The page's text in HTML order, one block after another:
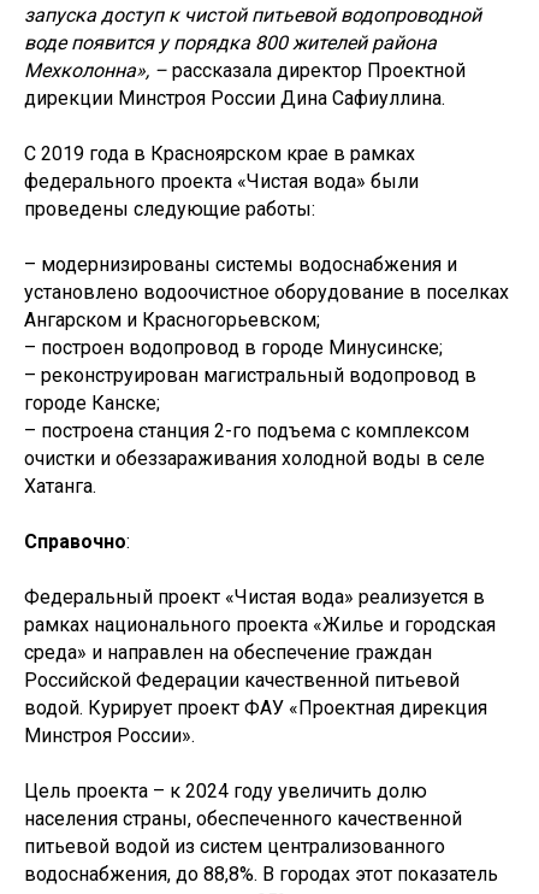
запуска доступ к чистой питьевой водопроводной
воде появится у порядка 800 жителей района
Мехколонна», – рассказала директор Проектной
дирекции Минстроя России Дина Сафиуллина.
С 2019 года в Красноярском крае в рамках
федерального проекта «Чистая вода» были
проведены следующие работы:
– модернизированы системы водоснабжения и
установлено водоочистное оборудование в поселках
Ангарском и Красногорьевском;
– построен водопровод в городе Минусинске;
– реконструирован магистральный водопровод в
городе Канске;
– построена станция 2-го подъема с комплексом
очистки и обеззараживания холодной воды в селе
Хатанга.
Справочно:
Федеральный проект «Чистая вода» реализуется в
рамках национального проекта «Жилье и городская
среда» и направлен на обеспечение граждан
Российской Федерации качественной питьевой
водой. Курирует проект ФАУ «Проектная дирекция
Минстроя России».
Цель проекта – к 2024 году увеличить долю
населения страны, обеспеченного качественной
питьевой водой из систем централизованного
водоснабжения, до 88,8%. В городах этот показатель
Новости и события
© ФАУ «ПРОЕКТНАЯ ДИРЕКЦИЯ
119435, Москва, ул. Большая Пироговская, 23
+7 (495) 419-94-00
post@pdminstroy.ru
О дирекции
О Дирекции